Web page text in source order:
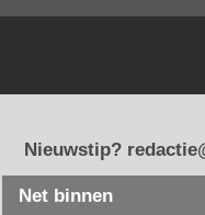
Nieuwstip?
Net binnen